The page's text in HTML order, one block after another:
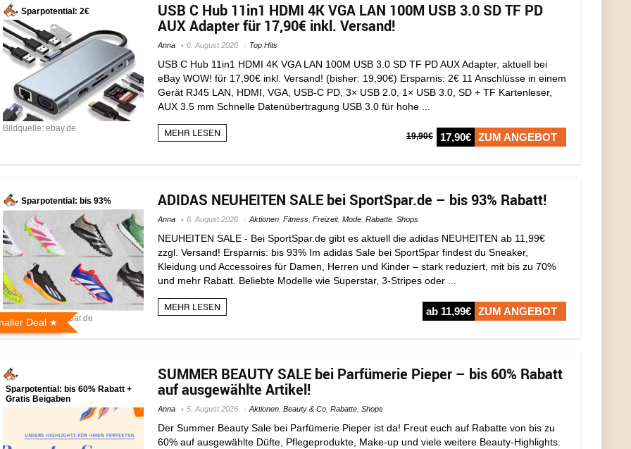
Sparpotential: 2€
Bildquelle: ebay.de
USB C Hub 11in1 HDMI 4K VGA LAN 100M USB 3.0 SD TF PD
AUX Adapter für 17,90€ inkl. Versand!
Anna 6. August 2026 Top Hits
USB C Hub 11in1 HDMI 4K VGA LAN 100M USB 3.0 SD TF PD AUX Adapter, aktuell bei
eBay WOW! für 17,90€ inkl. Versand! (bisher: 19,90€) Ersparnis: 2€ 11 Anschlüsse in einem
Gerät RJ45 LAN, HDMI, VGA, USB-C PD, 3× USB 2.0, 1× USB 3.0, SD + TF Kartenleser,
AUX 3.5 mm Schnelle Datenübertragung USB 3.0 für hohe ...
MEHR LESEN 19,90€ 17,90€ ZUM ANGEBOT
Deal
Sparpotential: bis 93%
Bildquelle: sportspar.de
ADIDAS NEUHEITEN SALE bei SportSpar.de – bis 93% Rabatt!
Anna 6. August 2026 Aktionen Fitness Freizeit, Mode Rabatte Shops
NEUHEITEN SALE - Bei SportSpar.de gibt es aktuell die adidas NEUHEITEN ab 11,99€
zzgl. Versand! Ersparnis: bis 93% Im adidas Sale bei SportSpar findest du Sneaker,
Kleidung und Accessoires für Damen, Herren und Kinder – stark reduziert, mit bis zu 70%
und mehr Rabatt. Beliebte Modelle wie Superstar, 3-Stripes oder ...
MEHR LESEN ab 11,99€ ZUM ANGEBOT
Sparpotential: bis 60% Rabatt +
Gratis Beigaben
SUMMER BEAUTY SALE bei Parfümerie Pieper – bis 60% Rabatt
auf ausgewählte Artikel!
Anna 5. August 2026 Aktionen Beauty & Co Rabatte Shops
Der Summer Beauty Sale bei Parfümerie Pieper ist da! Freut euch auf Rabatte von bis zu
60% auf ausgewählte Düfte, Pflegeprodukte, Make-up und viele weitere Beauty-Highlights.